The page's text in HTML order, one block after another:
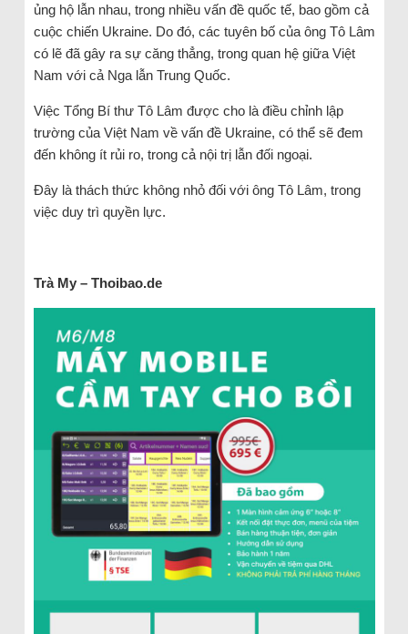
ủng hộ lẫn nhau, trong nhiều vấn đề quốc tế, bao gồm cả
cuộc chiến Ukraine. Do đó, các tuyên bố của ông Tô Lâm
có lẽ đã gây ra sự căng thẳng, trong quan hệ giữa Việt
Nam với cả Nga lẫn Trung Quốc.
Việc Tổng Bí thư Tô Lâm được cho là điều chỉnh lập
trường của Việt Nam về vấn đề Ukraine, có thể sẽ đem
đến không ít rủi ro, trong cả nội trị lẫn đối ngoại.
Đây là thách thức không nhỏ đối với ông Tô Lâm, trong
việc duy trì quyền lực.
Trà My – Thoibao.de